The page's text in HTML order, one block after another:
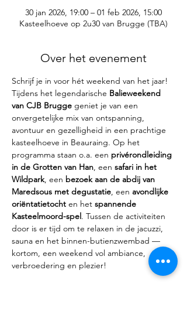
30 jan 2026, 19:00 – 01 feb 2026, 15:00
Kasteelhoeve op 2u30 van Brugge (TBA)
Over het evenement
Schrijf je in voor hét weekend van het jaar!
Tijdens het legendarische Balieweekend
van CJB Brugge geniet je van een
onvergetelijke mix van ontspanning,
avontuur en gezelligheid in een prachtige
kasteelhoeve in Beauraing. Op het
programma staan o.a. een privérondleiding
in de Grotten van Han, een safari in het
Wildpark, een bezoek aan de abdij van
Maredsous met degustatie, een avondlijke
oriëntatietocht en het spannende
Kasteelmoord-spel. Tussen de activiteiten
door is er tijd om te relaxen in de jacuzzi,
sauna en het binnen-butienzwembad —
kortom, een weekend vol ambiance,
verbroedering en plezier!